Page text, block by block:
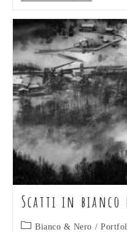
Scatti in bianco
Categoria
Bianco & Nero /